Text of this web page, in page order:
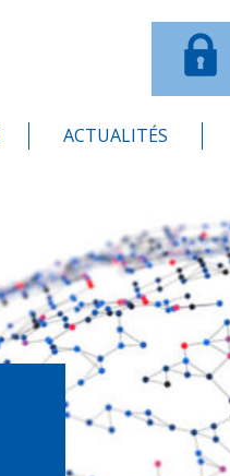
ACTUALITÉS